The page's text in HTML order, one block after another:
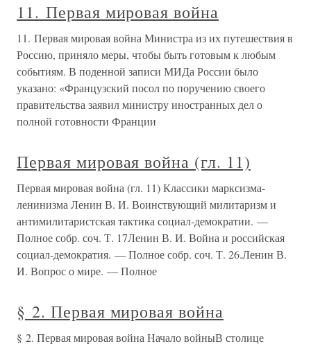
11. Первая мировая война
11. Первая мировая война Министра из их путешествия в
Россию, приняло меры, чтобы быть готовым к любым
событиям. В поденной записи МИДа России было
указано: «Французский посол по поручению своего
правительства заявил министру иностранных дел о
полной готовности Франции
Первая мировая война (гл. 11)
Первая мировая война (гл. 11) Классики марксизма-
ленинизма Ленин В. И. Воинствующий милитаризм и
антимилитаристская тактика социал-демократии. —
Полное собр. соч. Т. 17Ленин В. И. Война и российская
социал-демократия. — Полное собр. соч. Т. 26.Ленин В.
И. Вопрос о мире. — Полное
§ 2. Первая мировая война
§ 2. Первая мировая война Начало войныВ столице